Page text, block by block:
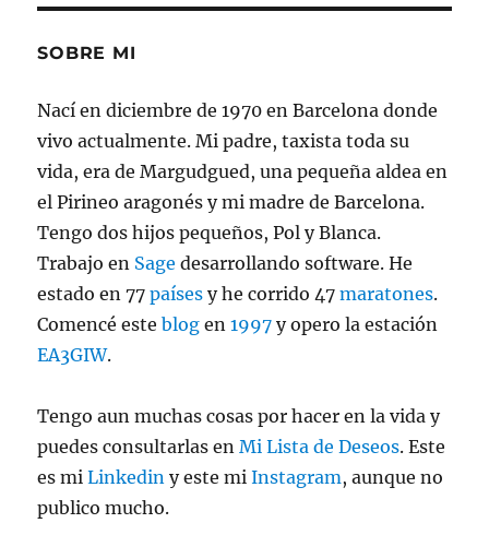
SOBRE MI
Nací en diciembre de 1970 en Barcelona donde
vivo actualmente. Mi padre, taxista toda su
vida, era de Margudgued, una pequeña aldea en
el Pirineo aragonés y mi madre de Barcelona.
Tengo dos hijos pequeños, Pol y Blanca.
Trabajo en Sage desarrollando software. He
estado en 77países y he corrido 47maratones.
Comencé esteblog en1997 y opero la estación
EA3GIW.
Tengo aun muchas cosas por hacer en la vida y
puedes consultarlas enMi Lista de Deseos. Este
es miLinkedin y este miInstagram, aunque no
publico mucho.